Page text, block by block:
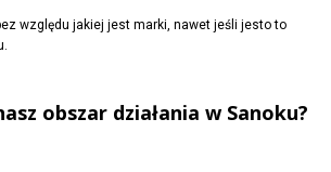
względu jakiej jest marki, nawet jeśli jesto to
obszar działania w Sanoku?